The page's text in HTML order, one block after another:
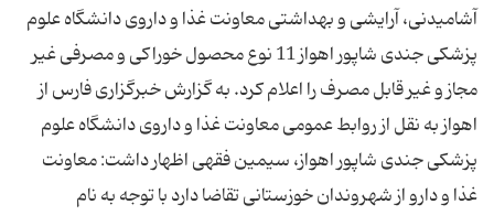
آشامیدنی، آرایشی و بهداشتی معاونت غذا و داروی دانشگاه علوم
پزشکی جندی شاپور اهواز 11 نوع محصول خوراکی و مصرفی غیر
مجاز و غیر قابل مصرف را اعلام کرد. به گزارش خبرگزاری فارس از
اهواز به نقل از روابط عمومی معاونت غذا و داروی دانشگاه علوم
پزشکی جندی شاپور اهواز، سیمین فقهی اظهار داشت: معاونت
غذا و دارو از شهروندان خوزستانی تقاضا دارد با توجه به نام‌